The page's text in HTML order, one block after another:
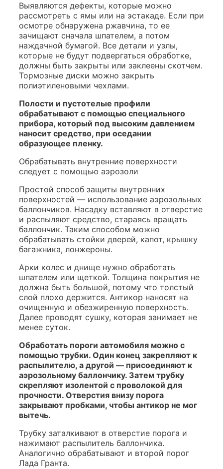
Выявляются дефекты, которые можно
рассмотреть с ямы или на эстакаде. Если при
осмотре обнаружена ржавчина, то ее
зачищают сначала шпателем, а потом
наждачной бумагой. Все детали и узлы,
которые не будут подвергаться обработке,
должны быть закрыты или заклеены скотчем.
Тормозные диски можно закрыть
полиэтиленовыми чехлами.
Полости и пустотелые профили
обрабатывают с помощью специального
прибора, который под высоким давлением
наносит средство, при оседании
образующее пленку.
Обрабатывать внутренние поверхности
следует с помощью аэрозоли
Простой способ защиты внутренних
поверхностей — использование аэрозольных
баллончиков. Насадку вставляют в отверстие
и распыляют средство, стараясь вращать
баллончик. Таким способом можно
обрабатывать стойки дверей, капот, крышку
багажника, лонжероны.
Арки колес и днище нужно обработать
шпателем или щеткой. Толщина покрытия не
должна быть большой, потому что толстый
слой плохо держится. Антикор наносят на
очищенную и обезжиренную поверхность.
Далее проводят сушку, которая занимает не
менее суток.
Обработать пороги автомобиля можно с
помощью трубки. Один конец закрепляют к
распылителю, а другой — присоединяют к
аэрозольному баллончику. Затем трубку
скрепляют изолентой с проволокой для
прочности. Отверстия внизу порога
закрывают пробками, чтобы антикор не мог
вытечь.
Трубку заталкивают в отверстие порога и
нажимают распылитель баллончика.
Аналогично обрабатывают и второй порог
Лада Гранта.